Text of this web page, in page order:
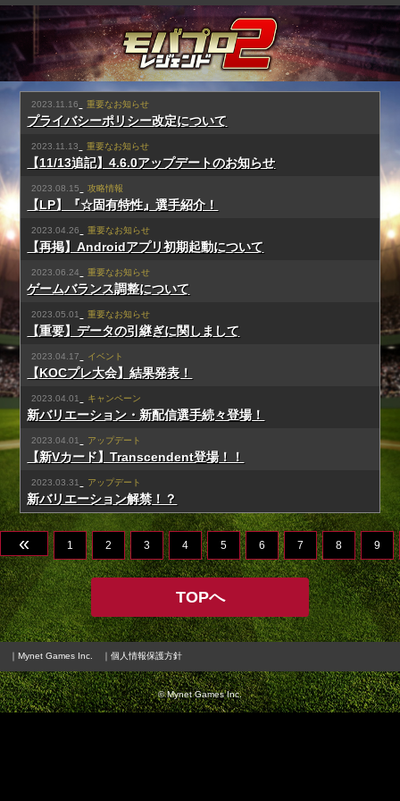
2023.11.16 重要なお知らせ
プライバシーポリシー改定について
2023.11.13 重要なお知らせ
【11/13追記】4.6.0アップデートのお知らせ
2023.08.15 攻略情報
【LP】『☆固有特性』選手紹介！
2023.04.26 重要なお知らせ
【再掲】Androidアプリ初期起動について
2023.06.24 重要なお知らせ
ゲームバランス調整について
2023.05.01 重要なお知らせ
【重要】データの引継ぎに関しまして
2023.04.17 イベント
【KOCプレ大会】結果発表！
2023.04.01 キャンペーン
新バリエーション・新配信選手続々登場！
2023.04.01 アップデート
【新Vカード】Transcendent登場！！
2023.03.31 アップデート
新バリエーション解禁！？
« 1 2 3 4 5 6 7 8 9
TOPへ
｜Mynet Games Inc. ｜個人情報保護方針
© Mynet Games Inc.